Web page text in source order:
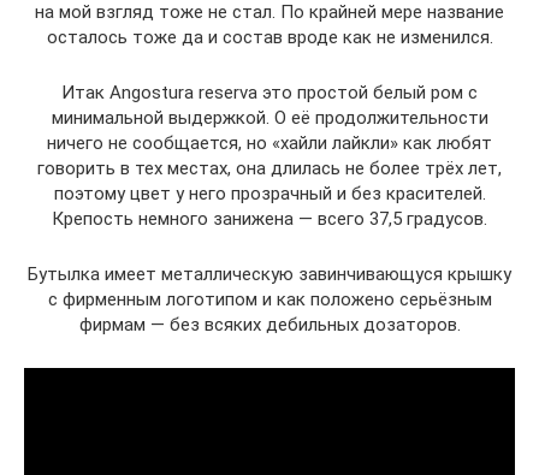
на мой взгляд тоже не стал. По крайней мере название
осталось тоже да и состав вроде как не изменился.
Итак Angostura reserva это простой белый ром с
минимальной выдержкой. О её продолжительности
ничего не сообщается, но «хайли лайкли» как любят
говорить в тех местах, она длилась не более трёх лет,
поэтому цвет у него прозрачный и без красителей.
Крепость немного занижена — всего 37,5 градусов.
Бутылка имеет металлическую завинчивающуся крышку
с фирменным логотипом и как положено серьёзным
фирмам — без всяких дебильных дозаторов.